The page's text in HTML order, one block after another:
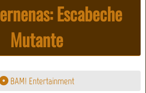
Escabeche
Mutante
BAM! Entertainment